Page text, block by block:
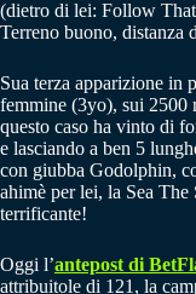
(dietro di lei: Follow
Terreno buono, distanza
Sua terza apparizione in
femmine (3yo), sui 2500
questo caso ha vinto di
e lasciando a ben 5
con giubba Godolphin,
ahimè per lei, la Sea
terrificante!
Oggi l’antepost di
attribuitole di 121, la